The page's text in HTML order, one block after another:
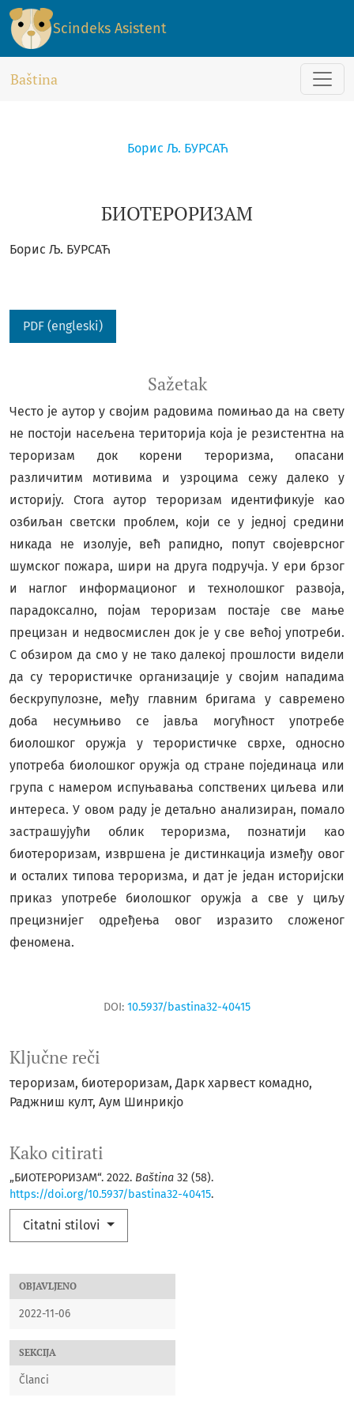
БИОТЕРОРИЗАМ
Scindeks Asistent
Baština
БИОТЕРОРИЗАМ
Борис Љ. БУРСАЋ
Борис Љ. БУРСАЋ
PDF (engleski)
OBJAVLJENO
2022-11-06
SEKCIJA
Članci
Kako citirati
„БИОТЕРОРИЗАМ“. 2022. Baština 32 (58).
https://doi.org/10.5937/bastina32-40415.
Citatni stilovi
Sažetak
Често је аутор у својим радовима помињао да нa свету
не постоји насељена територија која је резистентна на
тероризам док корени тероризма, опасани
различитим мотивима и узроцима сежу далеко у
историју. Стога аутор тероризам идентификује као
озбиљан светски проблем, који се у једној средини
никада не изолује, већ рапидно, попут својеврсног
шумског пожара, шири на друга подручја. У ери брзог
и наглог информационог и технолошког развоја,
парадоксално, појам тероризам постаје све мање
прецизан и недвосмислен док је у све већој употреби.
С обзиром да смо у не тако далекој прошлости видели
да су терористичке организације у својим нападима
бескрупулозне, међу главним бригама у савремено
доба несумњиво се јавља могућност употребе
биолошког оружја у терористичке сврхе, односно
употреба биолошког оружја од стране појединаца или
група с намером испуњавања сопствених циљева или
интереса. У овом раду је детаљно анализиран, помало
застрашујући облик тероризма, познатији као
биотероризам, извршена је дистинкација између овог
и осталих типова тероризма, и дат је један историјски
приказ употребе биолошког оружја а све у циљу
прецизнијег одређења овог изразито сложеног
феномена.
Ključne reči
тероризам, биотероризам, Дарк харвест комадно,
Раджниш култ, Аум Шинрикјо
DOI: 10.5937/bastina32-40415